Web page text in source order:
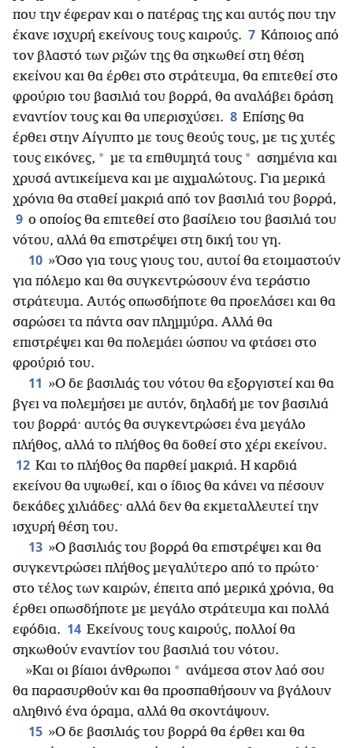
που την έφεραν και ο πατέρας της και αυτός που την
έκανε ισχυρή εκείνους τους καιρούς. 7 Κάποιος από
τον βλαστό των ριζών της θα σηκωθεί στη θέση
εκείνου και θα έρθει στο στράτευμα, θα επιτεθεί στο
φρούριο του βασιλιά του βορρά, θα αναλάβει δράση
εναντίον τους και θα υπερισχύσει. 8 Επίσης θα
έρθει στην Αίγυπτο με τους θεούς τους, με τις χυτές
τους εικόνες, * με τα επιθυμητά τους * ασημένια και
χρυσά αντικείμενα και με αιχμαλώτους. Για μερικά
χρόνια θα σταθεί μακριά από τον βασιλιά του βορρά,
9 ο οποίος θα επιτεθεί στο βασίλειο του βασιλιά του
νότου, αλλά θα επιστρέψει στη δική του γη.
10 »Όσο για τους γιους του, αυτοί θα ετοιμαστούν
για πόλεμο και θα συγκεντρώσουν ένα τεράστιο
στράτευμα. Αυτός οπωσδήποτε θα προελάσει και θα
σαρώσει τα πάντα σαν πλημμύρα. Αλλά θα
επιστρέψει και θα πολεμάει ώσπου να φτάσει στο
φρούριό του.
11 »Ο δε βασιλιάς του νότου θα εξοργιστεί και θα
βγει να πολεμήσει με αυτόν, δηλαδή με τον βασιλιά
του βορρά· αυτός θα συγκεντρώσει ένα μεγάλο
πλήθος, αλλά το πλήθος θα δοθεί στο χέρι εκείνου.
12 Και το πλήθος θα παρθεί μακριά. Η καρδιά
εκείνου θα υψωθεί, και ο ίδιος θα κάνει να πέσουν
δεκάδες χιλιάδες· αλλά δεν θα εκμεταλλευτεί την
ισχυρή θέση του.
13 »Ο βασιλιάς του βορρά θα επιστρέψει και θα
συγκεντρώσει πλήθος μεγαλύτερο από το πρώτο·
στο τέλος των καιρών, έπειτα από μερικά χρόνια, θα
έρθει οπωσδήποτε με μεγάλο στράτευμα και πολλά
εφόδια. 14 Εκείνους τους καιρούς, πολλοί θα
σηκωθούν εναντίον του βασιλιά του νότου.
»Και οι βίαιοι άνθρωποι * ανάμεσα στον λαό σου
θα παρασυρθούν και θα προσπαθήσουν να βγάλουν
αληθινό ένα όραμα, αλλά θα σκοντάψουν.
15 »Ο δε βασιλιάς του βορρά θα έρθει και θα